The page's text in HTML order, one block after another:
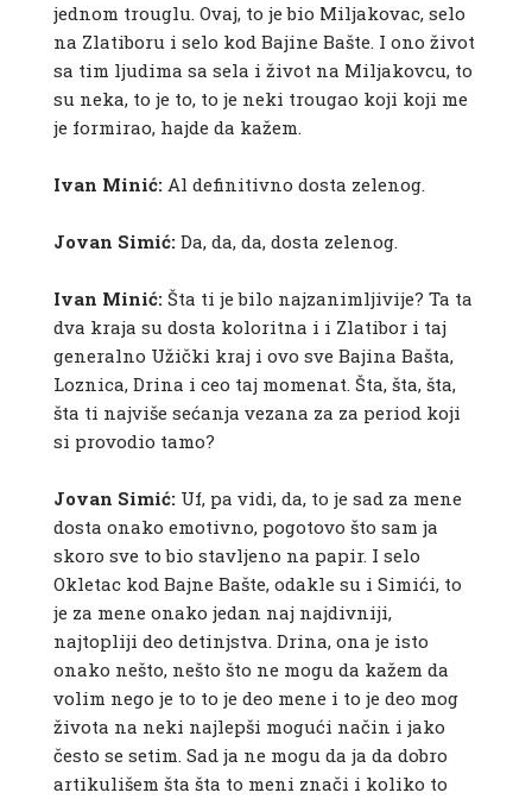
jednom trouglu. Ovaj, to je bio Miljakovac, selo
na Zlatiboru i selo kod Bajine Bašte. I ono život
sa tim ljudima sa sela i život na Miljakovcu, to
su neka, to je to, to je neki trougao koji koji me
je formirao, hajde da kažem.
Ivan Minić:Al definitivno dosta zelenog.
Jovan Simić:Da, da, da, dosta zelenog.
Ivan Minić:Šta ti je bilo najzanimljivije? Ta ta
dva kraja su dosta koloritna i i Zlatibor i taj
generalno Užički kraj i ovo sve Bajina Bašta,
Loznica, Drina i ceo taj momenat. Šta, šta, šta,
šta ti najviše sećanja vezana za za period koji
si provodio tamo?
Jovan Simić:Uf, pa vidi, da, to je sad za mene
dosta onako emotivno, pogotovo što sam ja
skoro sve to bio stavljeno na papir. I selo
Okletac kod Bajne Bašte, odakle su i Simići, to
je za mene onako jedan naj najdivniji,
najtopliji deo detinjstva. Drina, ona je isto
onako nešto, nešto što ne mogu da kažem da
volim nego je to to je deo mene i to je deo mog
života na neki najlepši mogući način i jako
često se setim. Sad ja ne mogu da ja da dobro
artikulišem šta šta to meni znači i koliko to